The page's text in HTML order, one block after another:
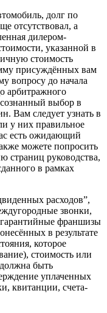
долг по
отсутствовал, а
дилером-
указанной в
стоимость
присуждённых вам
вопросу до начала
арбитражного
выбор в
Вам следует узнать в
у них правильное
есть ожидающий
можете попросить
страниц руководства,
в рамках
расходов”,
звонки,
гарантийные франшизы
в результате
которое
стоимость или
быть
уплаченных
квитанции, счета-